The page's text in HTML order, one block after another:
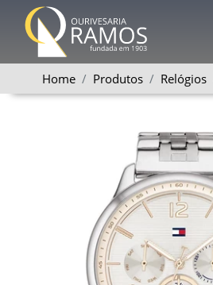
Home Produtos Relógios